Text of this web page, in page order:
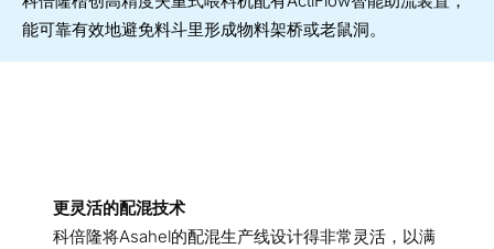
能可靠有效地避免料斗里形成物料架桥或老鼠洞。
更灵活的配混技术
科倍隆将Asahel的配混生产线设计得非常灵活，以满